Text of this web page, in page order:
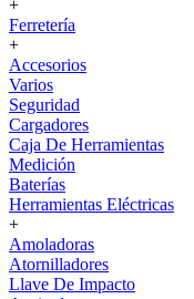
+
Ferretería
+
Accesorios
Varios
Seguridad
Cargadores
Caja De Herramientas
Medición
Baterías
Herramientas Eléctricas
+
Amoladoras
Atornilladores
Llave De Impacto